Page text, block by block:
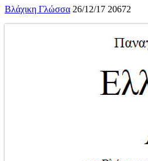
Βλάχικη Γλώσσα 26/12/17 20672